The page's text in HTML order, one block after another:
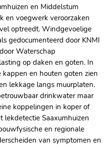
en Middelstum
en voegwerk veroorzaken
optreedt.​ Windgevoelige
gedocumenteerd door KNMI
Waterschap
op daken en goten.​ In
en houten goten zien
lekkage langs muurplaten.​
drinkwater maar
koppelingen in koper of
lekdetectie Saaxumhuizen
en regionale
van symptomen en